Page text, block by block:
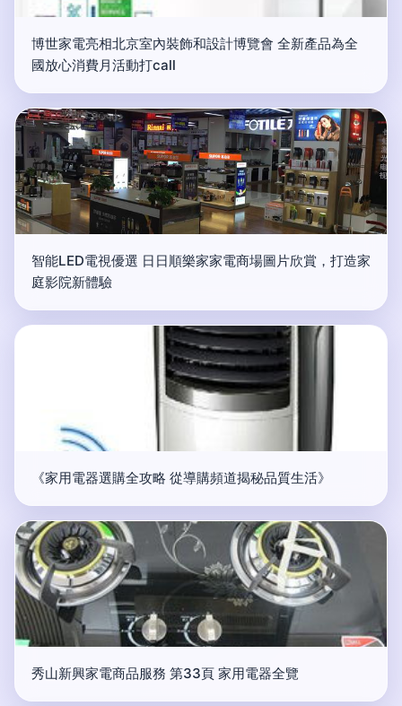
博世家電亮相北京室內裝飾和設計博覽會 全新產品為全
國放心消費月活動打call
智能LED電視優選 日日順樂家家電商場圖片欣賞，打造家
庭影院新體驗
《家用電器選購全攻略 從導購頻道揭秘品質生活》
秀山新興家電商品服務 第33頁 家用電器全覽